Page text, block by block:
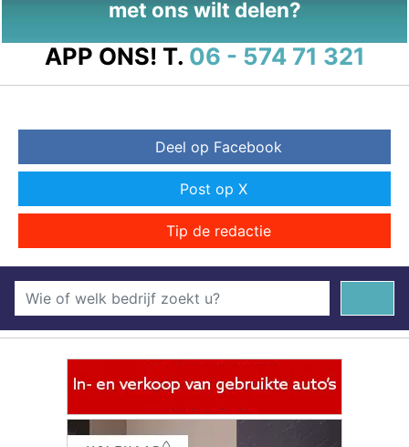
met ons wilt delen?
APP ONS! T. 06 - 574 71 321
Deel op Facebook
Post op X
Tip de redactie